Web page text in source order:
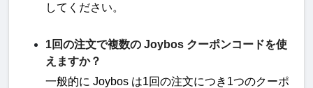
してください。
1回の注文で複数の Joybos クーポンコードを使
えますか？
一般的に Joybos は1回の注文につき 1つのクーポ